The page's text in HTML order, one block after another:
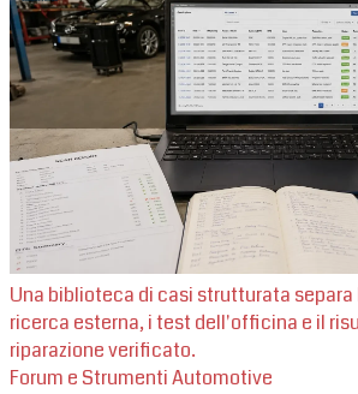
Una biblioteca di casi strutturata separa
ricerca esterna, i test dell'officina e il
riparazione verificato.
Forum e Strumenti Automotive